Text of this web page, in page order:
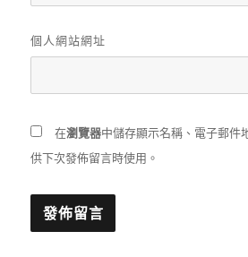
個人網站網址
在瀏覽器中儲存顯示名稱、電子郵件
供下次發佈留言時使用。